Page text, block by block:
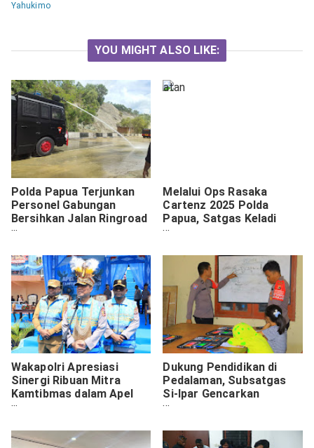
Yahukimo
YOU MIGHT ALSO LIKE:
Polda Papua Terjunkan
Personel Gabungan
Bersihkan Jalan Ringroad
dari Sisa-sisa Material
Melalui Ops Rasaka
Cartenz 2025 Polda
Papua, Satgas Keladi
Sagu Tembus Medan
Akhirnya Rasakan
Layanan Kesehatan
Wakapolri Apresiasi
Sinergi Ribuan Mitra
Kamtibmas dalam Apel
Mitra Kamtibmas Presisi
Dukung Pendidikan di
Pedalaman, Subsatgas
Si-Ipar Gencarkan
Program Belajar Bersama